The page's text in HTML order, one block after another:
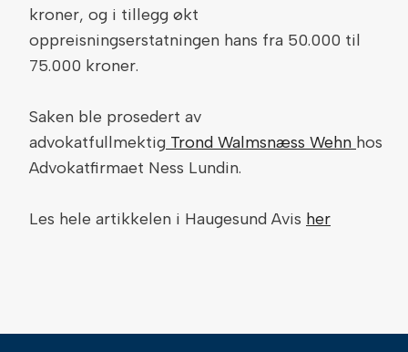
kroner, og i tillegg økt
oppreisningserstatningen hans fra 50.000 til
75.000 kroner.
Saken ble prosedert av
advokatfullmektig Trond Walmsnæss Wehn hos
Advokatfirmaet Ness Lundin.
Les hele artikkelen i Haugesund Avis her